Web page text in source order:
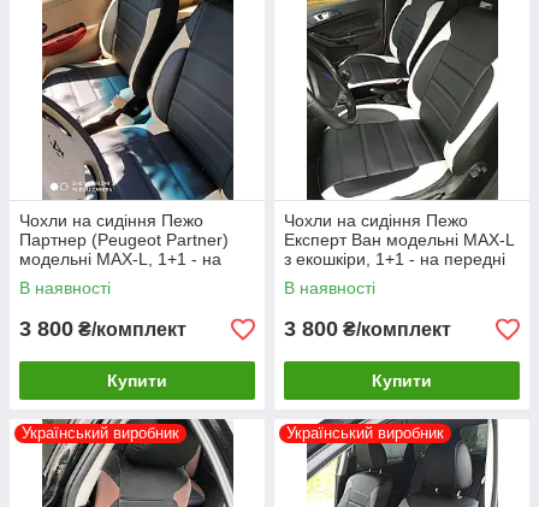
Чохли на сидіння Пежо
Партнер (Peugeot Partner)
модельні MAX-L, 1+1 - на
передні сидіння Чорно-
бежевий
В наявності
3 800 ₴/комплект
Купити
Чохли на сидіння Пежо
Експерт Ван модельні MAX-L
з екошкіри, 1+1 - на передні
сидіння Чорно-білий
В наявності
3 800 ₴/комплект
Купити
Український виробник Український виробник